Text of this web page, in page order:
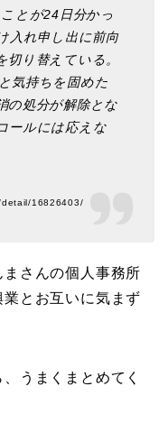
とが24日分かっ
入れ申し出に前向
切り替えている。
気持ちを固めた
の処分が解除とな
ールには応えな
detail/16826403/
さんの個人事務所
とお互いに気まず
うまくまとめてく